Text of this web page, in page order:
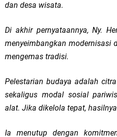
dan desa wisata.
Di akhir pernyataannya, Ny.
menyeimbangkan modernisasi
mengemas tradisi.
Pelestarian budaya adalah
sekaligus modal sosial
alat. Jika dikelola tepat,
Ia menutup dengan